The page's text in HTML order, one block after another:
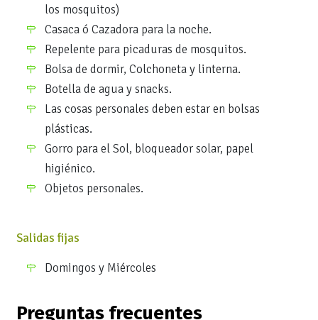
los mosquitos)
Casaca ó Cazadora para la noche.
Repelente para picaduras de mosquitos.
Bolsa de dormir, Colchoneta y linterna.
Botella de agua y snacks.
Las cosas personales deben estar en bolsas
plásticas.
Gorro para el Sol, bloqueador solar, papel
higiénico.
Objetos personales.
Salidas fijas
Domingos y Miércoles
Preguntas frecuentes